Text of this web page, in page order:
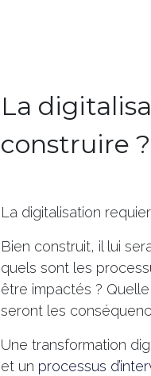
La
construire ?
La digitalisation
Bien construit, il lui
quels sont les
être impactés ?
seront les
Une transformation
et un processus